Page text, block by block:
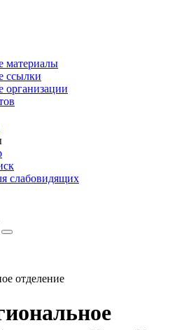
материалы
ссылки
организации
слабовидящих
отделение